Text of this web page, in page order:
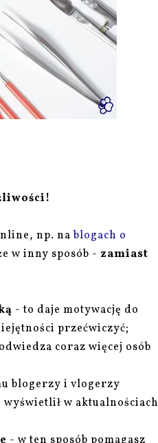
np. nablogach o
w inny sposób - zamiast
- to daje motywację do
przećwiczyć;
coraz więcej osób
blogerzy i vlogerzy
w aktualnościach